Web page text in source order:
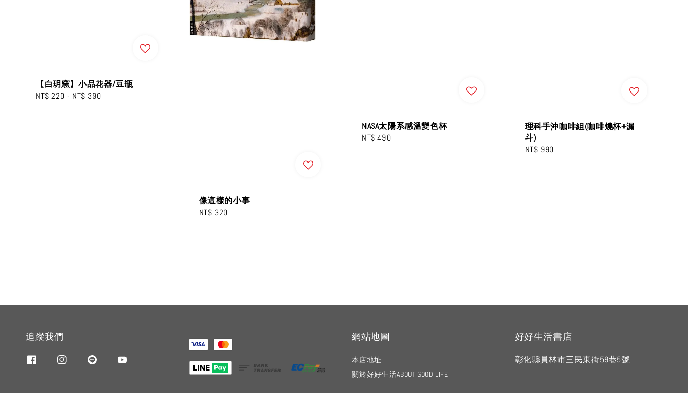
【白玥窯】小品花器/豆瓶
Regular
NT$ 220 - NT$ 390
像這樣的小事
Regular
NT$ 320
NASA太陽系感溫變色杯
Regular
NT$ 490
理科手沖咖啡組(咖啡燒杯+漏
斗)
Regular
NT$ 990
追蹤我們 網站地圖
本店地址
關於好好生活ABOUT GOOD LIFE
好好生活書店
彰化縣員林市三民東街59巷5號